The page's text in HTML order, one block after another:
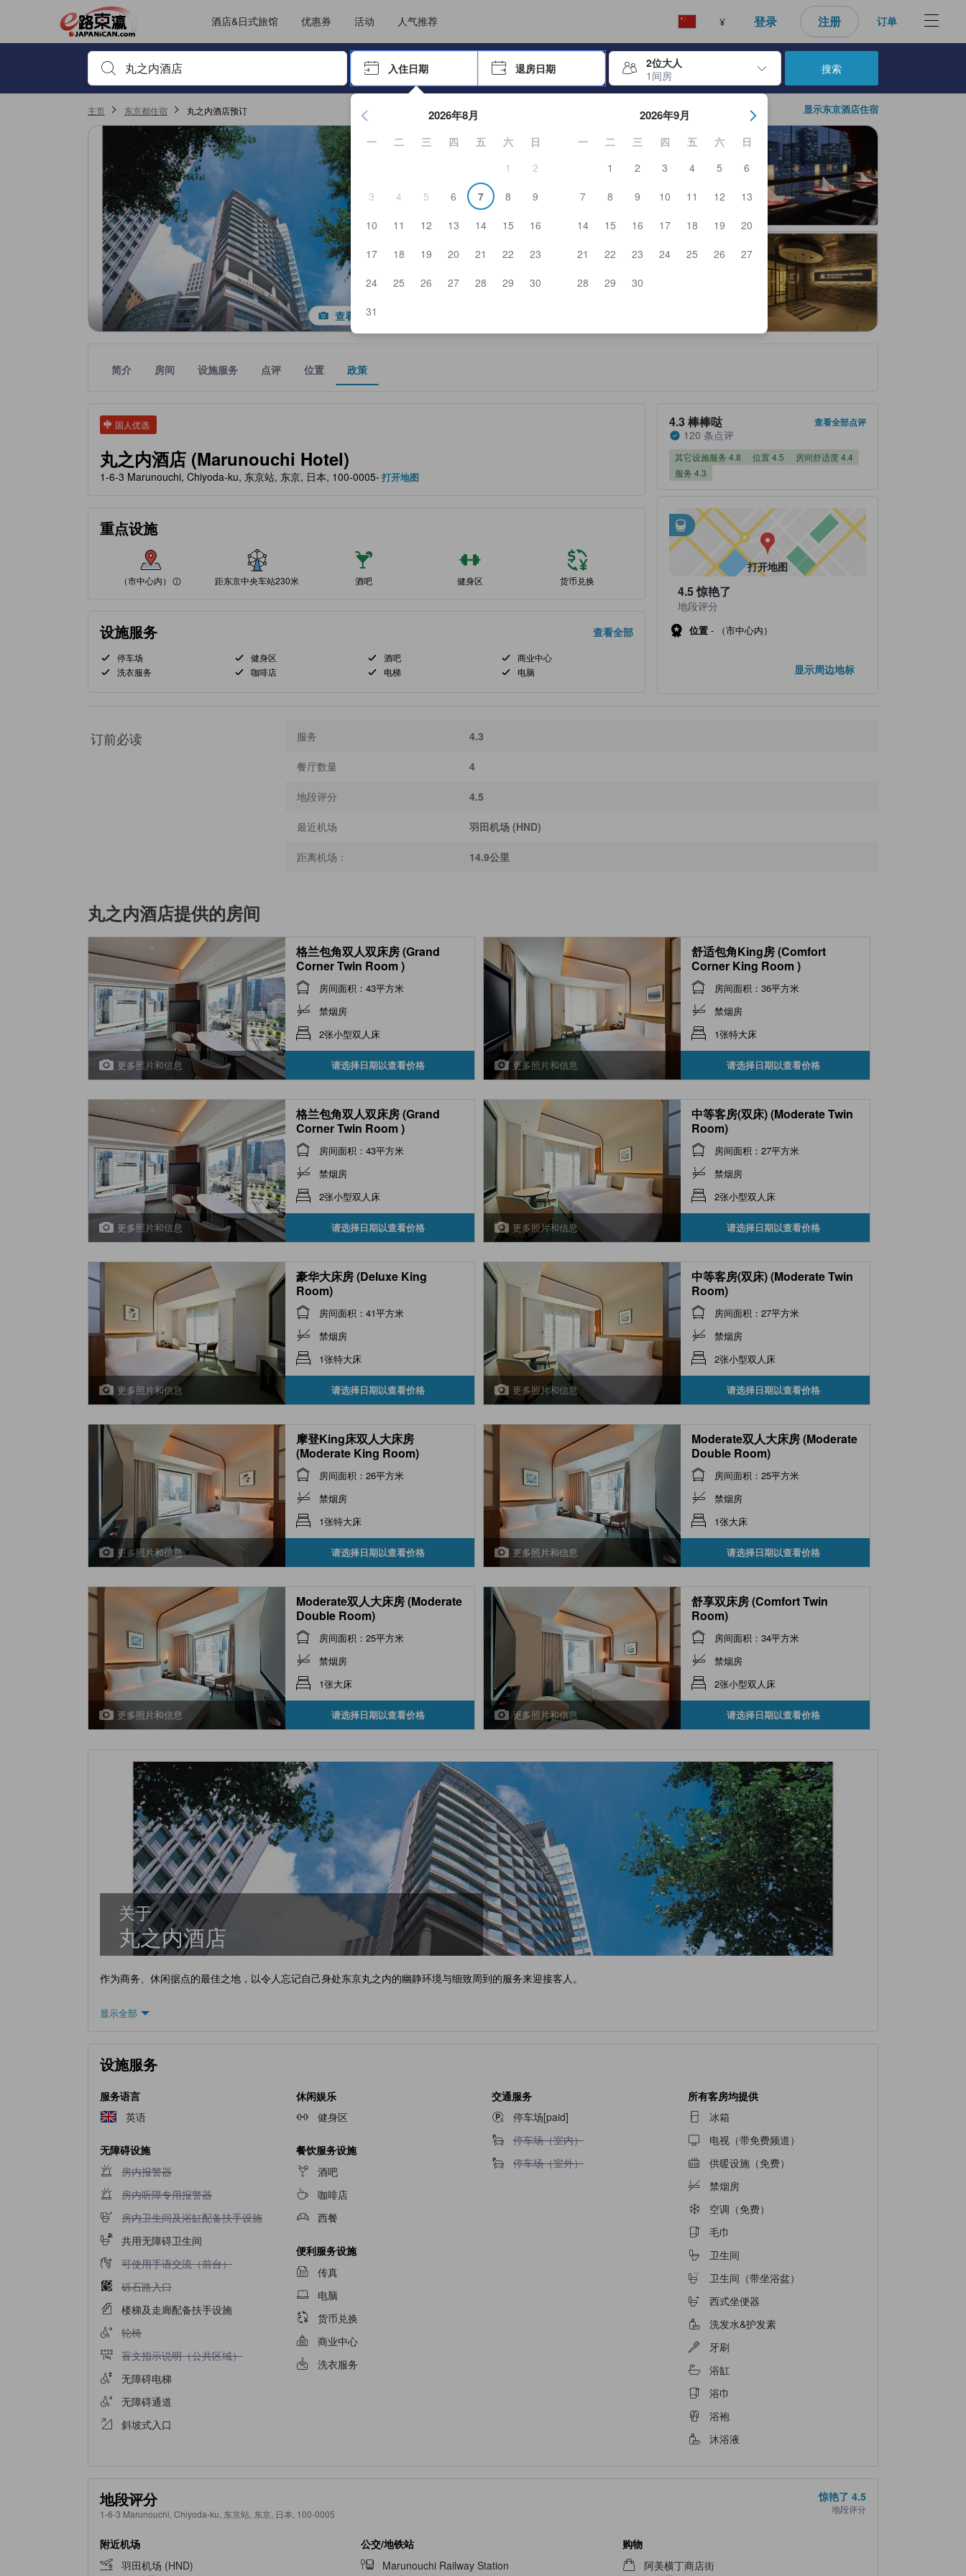
酒店&日式旅馆 优惠券 活动 人气推荐 ¥ 登录 注册 订单
输入住宿名或关键词以搜索，使用箭头或 tab 键以移动，点击 Enter 键以选择
入住日期 退房日期
2位大人
1间房
按 Enter 键开始浏览日期选择器。使用箭头键浏览入住和退房日期。使用 Enter 键选择日期后，入住日期将被选择。重复相同操作以选择
2026年8月
一 二 三 四 五 六
日
1
2
3
4 5 6 7 8
9
10
11 12 13 14 15
16
17
18 19 20 21 22
23
24
25 26 27 28 29
30
31
2026年9月
一 二 三 四 五 六
日
1
2 3 4 5
6
7
8 9 10 11 12
13
14
15 16 17 18 19
20
21
22 23 24 25 26
27
28
29 30
搜索
主页 东京都住宿 丸之内酒店预订 显示东京酒店住宿
查看全部图片
简介 房间 设施服务 点评 位置 政策
国人优选
tooltip
丸之内酒店 (Marunouchi Hotel)
tooltip
金色星星表示的等级信息由合作第三方平台提供，仅作为住宿舒适度、设施服务等方面的水平参考。
1-6-3 Marunouchi, Chiyoda-ku, 东京站, 东京, 日本, 100-0005- 打开地图
重点设施
（市中心内）
（市中心内）
100% 好评
距东京中央车站230米 酒吧 健身区 货币兑换
设施服务 查看全部
停车场 健身区 酒吧
商业中心
洗衣服务
咖啡店 电梯 电脑
住客评分 4.3，满分 5 棒棒哒 120 条点评
4.3棒棒哒
120 条点评
查看全部点评
其它设施服务 4.8 位置 4.5
房间舒适度 4.4
服务 4.3
tooltip
邻近交通
• 距Marunouchi Railway Station不到0.15公里
• 距Tokyo Subway Station不到0.23公里
打开地图
4.5惊艳了
地段评分
位置 - （市中心内）
显示周边地标
订前必读 服务 4.3
餐厅数量 4
地段评分 4.5
最近机场 羽田机场 (HND)
距离机场： 14.9公里
丸之内酒店提供的房间
更多照片和信息
格兰包角双人双床房 (Grand
Corner Twin Room )
房间面积：43平方米
禁烟房
2张小型双人床
请选择日期以查看价格 更多照片和信息
舒适包角King房 (Comfort
Corner King Room )
房间面积：36平方米
禁烟房
1张特大床
请选择日期以查看价格
更多照片和信息
格兰包角双人双床房 (Grand
Corner Twin Room )
房间面积：43平方米
禁烟房
2张小型双人床
请选择日期以查看价格 更多照片和信息
中等客房(双床) (Moderate Twin
Room)
房间面积：27平方米
禁烟房
2张小型双人床
请选择日期以查看价格
更多照片和信息
豪华大床房 (Deluxe King
Room)
房间面积：41平方米
禁烟房
1张特大床
请选择日期以查看价格 更多照片和信息
中等客房(双床) (Moderate Twin
Room)
房间面积：27平方米
禁烟房
2张小型双人床
请选择日期以查看价格
更多照片和信息
摩登King床双人大床房
(Moderate King Room)
房间面积：26平方米
禁烟房
1张特大床
请选择日期以查看价格 更多照片和信息
Moderate双人大床房 (Moderate
Double Room)
房间面积：25平方米
禁烟房
1张大床
请选择日期以查看价格
更多照片和信息
Moderate双人大床房 (Moderate
Double Room)
房间面积：25平方米
禁烟房
1张大床
请选择日期以查看价格 更多照片和信息
舒享双床房 (Comfort Twin
Room)
房间面积：34平方米
禁烟房
2张小型双人床
请选择日期以查看价格
关于
丸之内酒店
作为商务、休闲据点的最佳之地，以令人忘记自己身处东京丸之内的幽静环境与细致周到的服务来迎接客人。
显示全部
设施服务
服务语言
英语
无障碍设施
不提供房内报警器
房内报警器
不提供房内听障专用报警器
房内听障专用报警器
不提供房内卫生间及浴缸配备扶手设施
房内卫生间及浴缸配备扶手设施
共用无障碍卫生间
不提供可使用手语交流（前台）
可使用手语交流（前台）
不提供砾石路入口
砾石路入口
楼梯及走廊配备扶手设施
不提供轮椅
轮椅
不提供盲文指示说明（公共区域）
盲文指示说明（公共区域）
无障碍电梯
无障碍通道
斜坡式入口
休闲娱乐
健身区
餐饮服务设施
酒吧
咖啡店
西餐
便利服务设施
传真
电脑
货币兑换
商业中心
洗衣服务
交通服务
停车场[paid]
不提供停车场（室内）
停车场（室内）
不提供停车场（室外）
停车场（室外）
所有客房均提供
冰箱
电视（带免费频道）
供暖设施（免费）
禁烟房
空调（免费）
毛巾
卫生间
卫生间（带坐浴盆）
西式坐便器
洗发水&护发素
牙刷
浴缸
浴巾
浴袍
沐浴液
地段评分
1-6-3 Marunouchi, Chiyoda-ku, 东京站, 东京, 日本, 100-0005
惊艳了 4.5
地段评分
附近机场
羽田机场 (HND)
公交/地铁站
Marunouchi Railway Station
购物
阿美横丁商店街
JAPANiCAN上的点评均来自于真实用户，个人评价在完成预订和入住后才能顺利提交，从而确保了点评的真实性及可靠性，也有助于用户作出更好的预订选择。
其它设施服务评分 4.8，满分 5，是东京的高分
位置评分 4.5，满分 5，是东京的高分
房间舒适度评分 4.4，满分 5，是东京的高分
服务评分 4.3，满分 5，是东京的高分